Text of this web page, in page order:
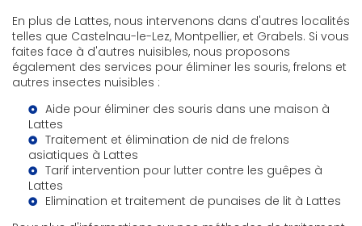
En plus de Lattes, nous intervenons dans d'autres localités
telles que Castelnau-le-Lez, Montpellier, et Grabels. Si vous
faites face à d'autres nuisibles, nous proposons
également des services pour éliminer les souris, frelons et
autres insectes nuisibles :
Aide pour éliminer des souris dans une maison à
Lattes
Traitement et élimination de nid de frelons
asiatiques à Lattes
Tarif intervention pour lutter contre les guêpes à
Lattes
Elimination et traitement de punaises de lit à Lattes